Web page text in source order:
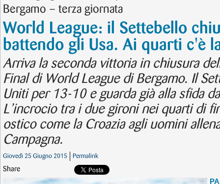
Bergamo – terza giornata
World League: il Settebello
battendo gli Usa. Ai quarti c'è
Arriva la seconda vittoria in chiusura
Final di World League di Bergamo. Il
Uniti per 13-10 e guarda già alla sfida
L’incrocio tra i due gironi nei quarti di
ostico come la Croazia agli uomini
Campagna.
Giovedì 25 Giugno 2015 Permalink
Share